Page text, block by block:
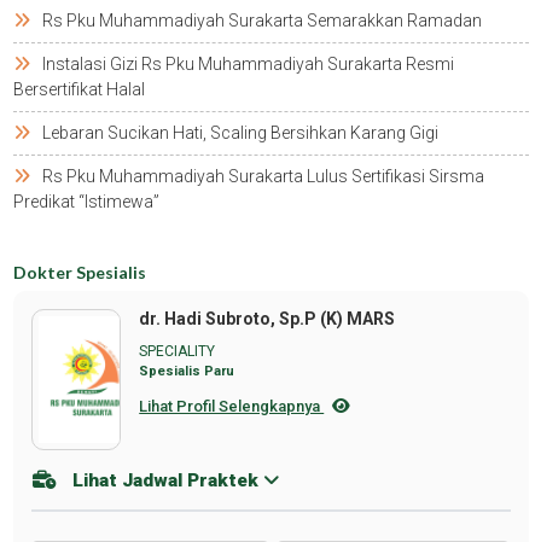
Rs Pku Muhammadiyah Surakarta Semarakkan Ramadan
Instalasi Gizi Rs Pku Muhammadiyah Surakarta Resmi
Bersertifikat Halal
Lebaran Sucikan Hati, Scaling Bersihkan Karang Gigi
Rs Pku Muhammadiyah Surakarta Lulus Sertifikasi Sirsma
Predikat “istimewa”
Dokter Spesialis
dr. Hadi Subroto, Sp.P (K) MARS
SPECIALITY
Spesialis Paru
Lihat Profil Selengkapnya
Lihat Jadwal Praktek